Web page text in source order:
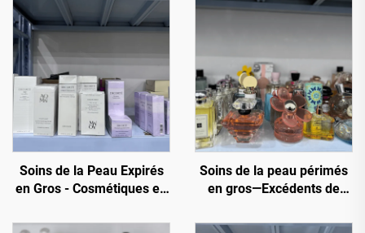
Soins de la Peau Expirés
en Gros - Cosmétiques en
Soins de la peau périmés
en gros—Excédents de
mondiales - 70 % de